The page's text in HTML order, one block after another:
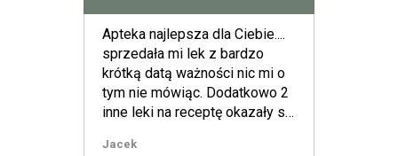
Apteka najlepsza dla Ciebie....
sprzedała mi lek z bardzo
krótką datą ważności nic mi o
tym nie mówiąc. Dodatkowo 2
inne leki na receptę okazały się
Jacek